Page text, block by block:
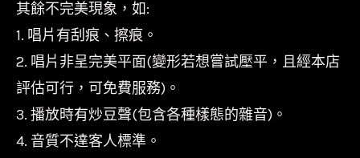
其餘不完美現象，如:
1. 唱片有刮痕、擦痕。
2. 唱片非呈完美平面(變形若想嘗試壓平，且經本店
評估可行，可免費服務)。
3. 播放時有炒豆聲(包含各種樣態的雜音)。
4. 音質不達客人標準。